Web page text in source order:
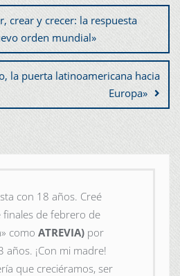
crear y crecer: la respuesta
orden mundial»
la puerta latinoamericana hacia
Europa»
con 18 años. Creé
finales de febrero de
como ATREVIA) por
años. ¡Con mi madre!
que creciéramos, ser